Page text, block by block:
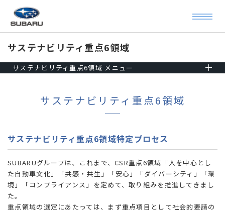
サステナビリティ重点6領域
サステナビリティ重点6領域 メニュー
サステナビリティ重点6領域
サステナビリティ重点6領域特定プロセス
SUBARUグループは、これまで、CSR重点6領域「人を中心とし
た自動車文化」「共感・共生」「安心」「ダイバーシティ」「環
境」「コンプライアンス」を定めて、取り組みを推進してきまし
た。
重点領域の選定にあたっては、まず重点項目として社会的要請の